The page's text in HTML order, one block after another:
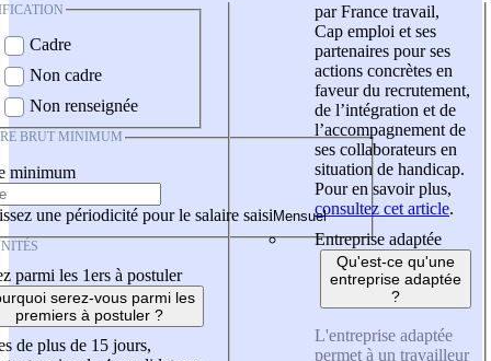
Cadre
Non cadre
Non renseignée
BRUT MINIMUM
minimum
une périodicité pour le salaire saisi
parmi les 1ers à postuler
serez-vous parmi les
premiers à postuler ?
de plus de 15 jours,
par France travail,
Cap emploi et ses
partenaires pour ses
actions concrètes en
faveur du recrutement,
de l’intégration et de
l’accompagnement de
ses collaborateurs en
situation de handicap.
Pour en savoir plus,
consultez cet article.
Entreprise adaptée
Qu'est-ce qu'une
entreprise adaptée
?
L'entreprise adaptée
permet à un travailleur